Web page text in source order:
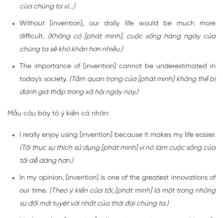
của chúng ta vì…)
Without [invention], our daily life would be much more
difficult. (Không có [phát minh], cuộc sống hàng ngày của
chúng ta sẽ khó khăn hơn nhiều.)
The importance of [invention] cannot be underestimated in
today's society. (Tầm quan trọng của [phát minh] không thể bị
đánh giá thấp trong xã hội ngày nay.)
Mẫu câu bày tỏ ý kiến cá nhân:
I really enjoy using [invention] because it makes my life easier.
(Tôi thực sự thích sử dụng [phát minh] vì nó làm cuộc sống của
tôi dễ dàng hơn.)
In my opinion, [invention] is one of the greatest innovations of
our time. (Theo ý kiến của tôi, [phát minh] là một trong những
sự đổi mới tuyệt vời nhất của thời đại chúng ta.)